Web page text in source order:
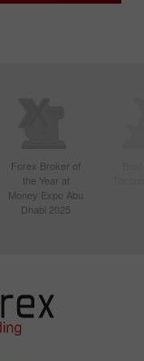
Forex Broker of
the Year at
Money Expo Abu
Dhabi 2025